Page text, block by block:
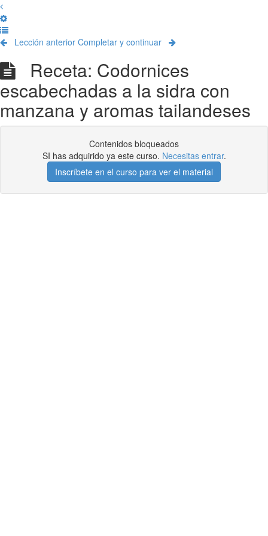
Lección anterior Completar y continuar
Receta: Codornices
escabechadas a la sidra con
manzana y aromas tailandeses
Contenidos bloqueados
SI has adquirido ya este curso. Necesitas entrar.
Inscríbete en el curso para ver el material